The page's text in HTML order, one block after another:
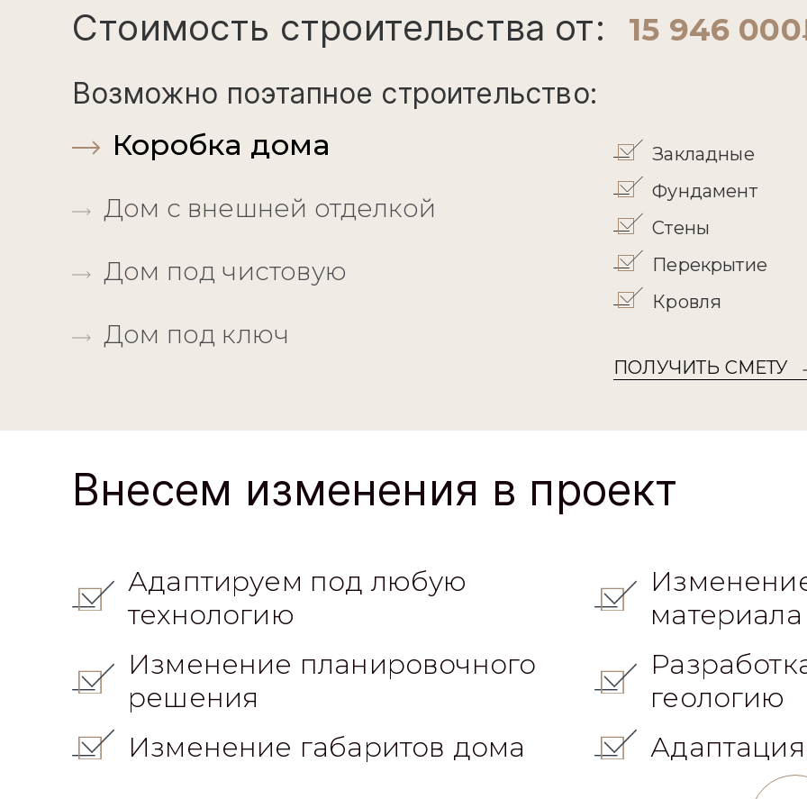
Стоимость строительства от: 15 946
Возможно поэтапное строительство:
Коробка дома
Дом с внешней отделкой
Дом под чистовую
Дом под ключ
Закладные
Фундамент
Стены
Перекрытие
Кровля
ПОЛУЧИТЬ СМЕТУ
Внесем изменения в проект
Адаптируем под любую
технологию
Изменение планировочного
решения
Изменение габаритов дома
геологию